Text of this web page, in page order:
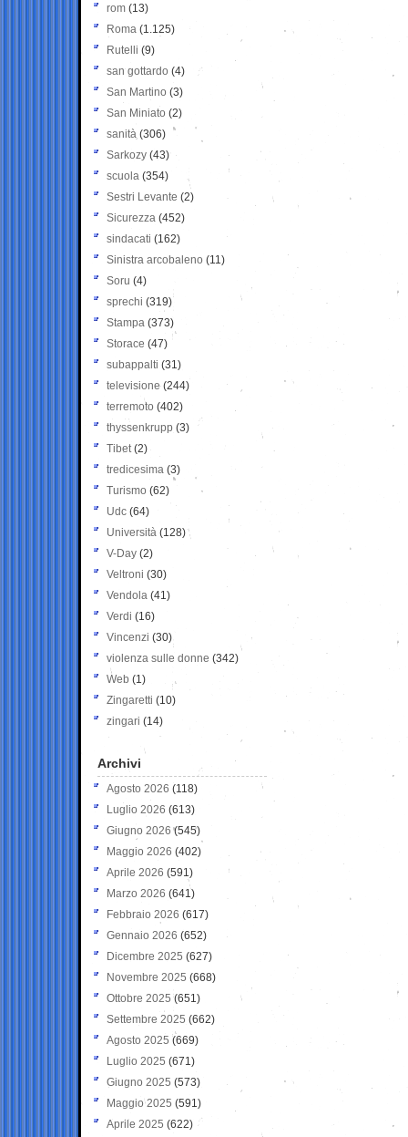
rom (13)
Roma (1.125)
Rutelli (9)
san gottardo (4)
San Martino (3)
San Miniato (2)
sanità (306)
Sarkozy (43)
scuola (354)
Sestri Levante (2)
Sicurezza (452)
sindacati (162)
Sinistra arcobaleno (11)
Soru (4)
sprechi (319)
Stampa (373)
Storace (47)
subappalti (31)
televisione(244)
terremoto (402)
thyssenkrupp (3)
Tibet(2)
tredicesima (3)
Turismo (62)
Udc (64)
Università (128)
V-Day (2)
Veltroni (30)
Vendola (41)
Verdi (16)
Vincenzi (30)
violenza sulle donne (342)
Web (1)
Zingaretti (10)
zingari (14)
Archivi
Agosto 2026 (118)
Luglio 2026 (613)
Giugno 2026 (545)
Maggio 2026 (402)
Aprile 2026 (591)
Marzo 2026 (641)
Febbraio 2026 (617)
Gennaio 2026 (652)
Dicembre 2025 (627)
Novembre 2025 (668)
Ottobre 2025 (651)
Settembre 2025 (662)
Agosto 2025 (669)
Luglio 2025 (671)
Giugno 2025 (573)
Maggio 2025 (591)
Aprile 2025 (622)